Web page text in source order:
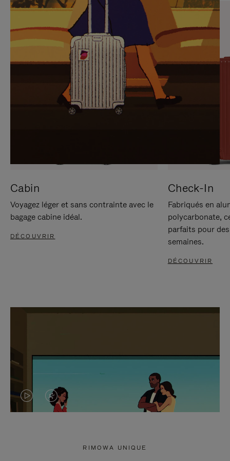
SUR
POUR
METTRE
PAUSE
VEUILLEZ
CLIQUER
POUR
RÉACTIVER
LE
SON
Cabin
Voyagez léger et sans contrainte avec le
bagage cabine idéal.
DÉCOUVRIR
Check-In
Fabriqués en
polycarbonate,
parfaits pour
semaines.
DÉCOUVRIR
LA LE
RIMOWA UNIQUE